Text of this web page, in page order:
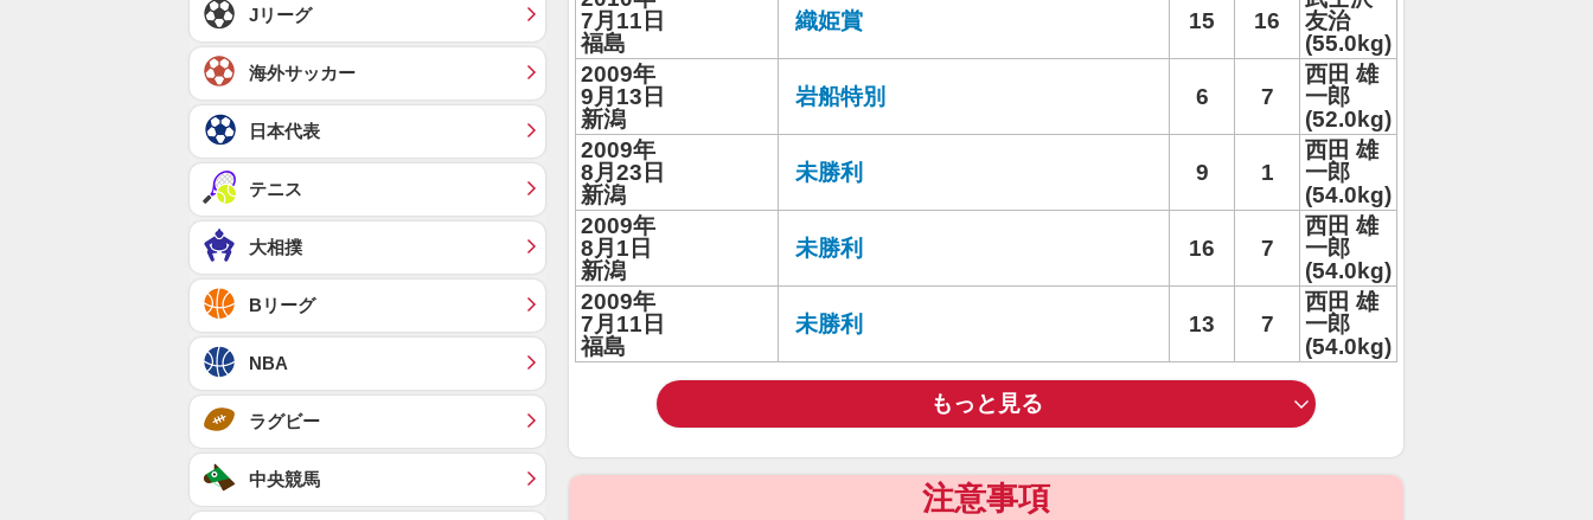
7月11日
福島
織姫賞 15 16
友治
(55.0kg)
2009年
9月13日
新潟
岩船特別 6 7
西田 雄
一郎
(52.0kg)
2009年
8月23日
新潟
未勝利 9 1
西田 雄
一郎
(54.0kg)
2009年
8月1日
新潟
未勝利 16 7
西田 雄
一郎
(54.0kg)
2009年
7月11日
福島
未勝利 13 7
西田 雄
一郎
(54.0kg)
もっと見る
注意事項
Jリーグ
海外サッカー
日本代表
テニス
大相撲
Bリーグ
NBA
ラグビー
中央競馬